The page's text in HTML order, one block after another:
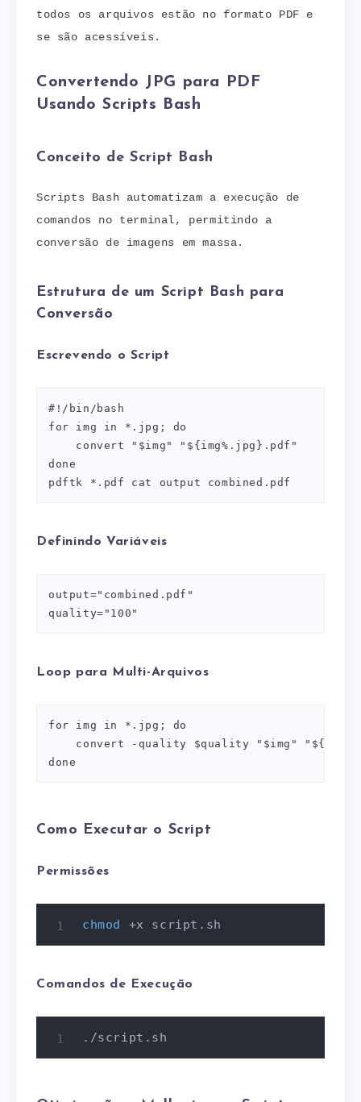
todos os arquivos estão no formato PDF e
se são acessíveis.
Convertendo JPG para PDF
Usando Scripts Bash
Conceito de Script Bash
Scripts Bash automatizam a execução de
comandos no terminal, permitindo a
conversão de imagens em massa.
Estrutura de um Script Bash para
Conversão
Escrevendo o Script
#!/bin/bash
for img in *.jpg; do
    convert "$img" "${img%.jpg}.pdf"
done
pdftk *.pdf cat output combined.pdf
Definindo Variáveis
output="combined.pdf"
quality="100"
Loop para Multi-Arquivos
for img in *.jpg; do
convert -quality $quality "$img"
done
Como Executar o Script
Permissões
chmod +x script.sh
Comandos de Execução
./script.sh